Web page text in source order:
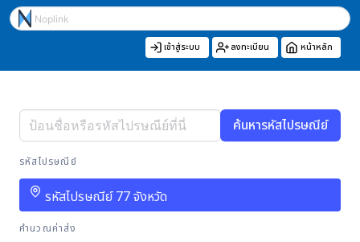
เข้าสู่ระบบ ลงทะเบียน หน้าหลัก
ค้นหารหัสไปรษณีย์
รหัสไปรษณีย์
รหัสไปรษณีย์ 77 จังหวัด
คำนวณค่าส่ง